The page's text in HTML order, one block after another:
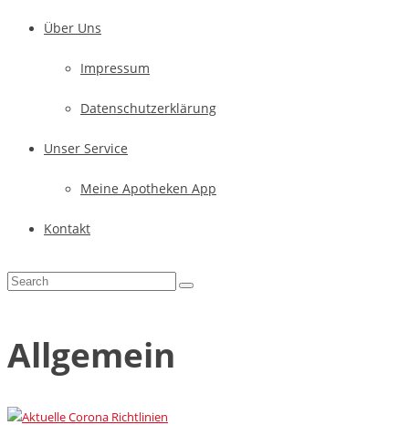
Über Uns
Impressum
Datenschutzerklärung
Unser Service
Meine Apotheken App
Kontakt
Allgemein